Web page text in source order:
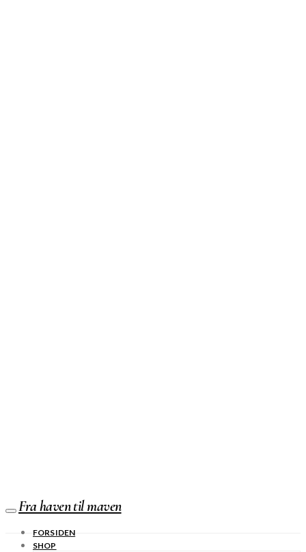
Fra haven til maven
FORSIDEN
SHOP